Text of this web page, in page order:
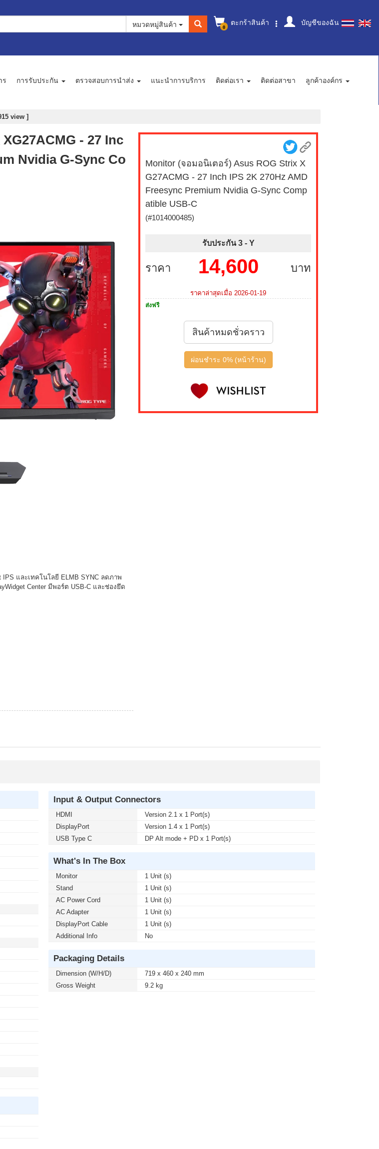
0 ตะกร้าสินค้า บัญชีของฉัน
หมวดหมู่สินค้า
ร การรับประกัน ตรวจสอบการนำส่ง แนะนำการบริการ ติดต่อเรา ติดต่อสาขา
ลูกค้าองค์กร
view ]
- 27 Inc
Nvidia G-Sync Co
IPS และเทคโนโลยี ELMB SYNC ลดภาพ
Center มีพอร์ต USB-C และช่องยึด
Monitor (จอมอนิเตอร์) Asus ROG Strix X
G27ACMG - 27 Inch IPS 2K 270Hz AMD
Freesync Premium Nvidia G-Sync Comp
atible USB-C
(#1014000485)
รับประกัน 3 - Y
ราคา บาท
14,600
ราคาล่าสุดเมื่อ 2026-01-19
ส่งฟรี
สินค้าหมดชั่วคราว
ผ่อนชำระ 0% (หน้าร้าน)
Input & Output Connectors
HDMI
Version 2.1 x 1 Port(s)
DisplayPort
Version 1.4 x 1 Port(s)
USB Type C
DP Alt mode + PD x 1 Port(s)
What's In The Box
Monitor
1 Unit (s)
Stand
1 Unit (s)
AC Power Cord
1 Unit (s)
AC Adapter
1 Unit (s)
DisplayPort Cable
1 Unit (s)
Additional Info
No
Packaging Details
Dimension (W/H/D)
719 x 460 x 240 mm
Gross Weight
9.2 kg